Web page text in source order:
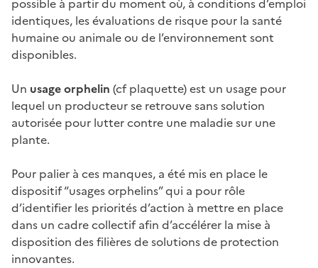
identiques, les évaluations de risque pour la santé
humaine ou animale ou de l’environnement sont
disponibles.
Un usage orphelin (cf plaquette) est un usage pour
lequel un producteur se retrouve sans solution
autorisée pour lutter contre une maladie sur une
plante.
Pour palier à ces manques, a été mis en place le
dispositif “usages orphelins” qui a pour rôle
d’identifier les priorités d’action à mettre en place
dans un cadre collectif afin d’accélérer la mise à
disposition des filières de solutions de protection
innovantes.